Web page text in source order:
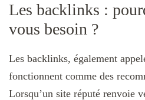
Les backlinks :
vous besoin ?
Les backlinks, également
fonctionnent comme des
Lorsqu’un site réputé renvoie